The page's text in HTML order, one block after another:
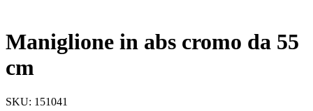
Maniglione in abs cromo da 55
cm
SKU: 151041